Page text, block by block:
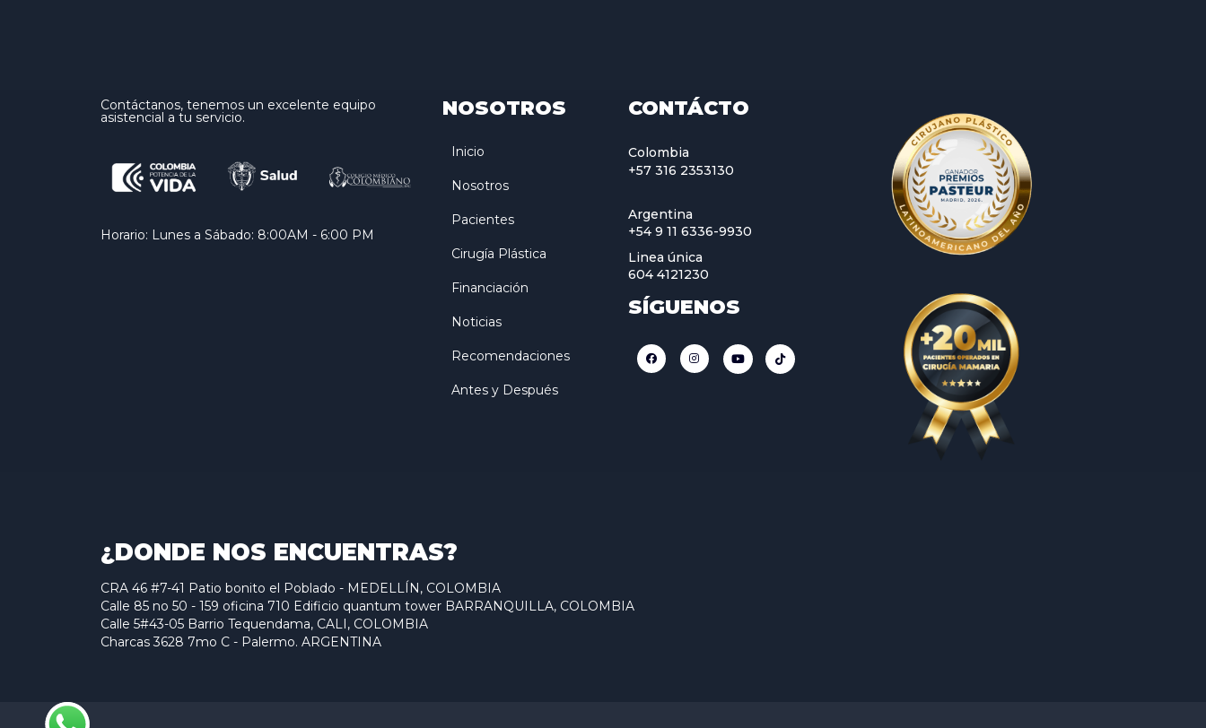
Contáctanos, tenemos un excelente equipo
asistencial a tu servicio.
Horario: Lunes a Sábado: 8:00AM - 6:00 PM
NOSOTROS
Inicio
Nosotros
Pacientes
Cirugía Plástica
Financiación
Noticias
Recomendaciones
Antes y Después
CONTÁCTO
Colombia
+57 316 2353130
Argentina
+54 9 11 6336-9930
Linea única
604 4121230
SÍGUENOS
¿DONDE NOS ENCUENTRAS?
CRA 46 #7-41 Patio bonito el Poblado - MEDELLÍN, COLOMBIA
Calle 85 no 50 - 159 oficina 710 Edificio quantum tower BARRANQUILLA, COLOMBIA
Calle 5#43-05 Barrio Tequendama, CALI, COLOMBIA
Charcas 3628 7mo C - Palermo. ARGENTINA